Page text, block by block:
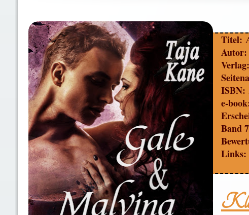
Titel:
Autor:
Verlag:
ISBN:
e-
Band
Links: